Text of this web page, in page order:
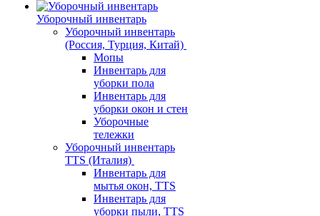
Уборочный инвентарь
Уборочный инвентарь
(Россия, Турция, Китай)
Мопы
Инвентарь для
уборки пола
Инвентарь для
уборки окон и стен
Уборочные
тележки
Уборочный инвентарь
TTS (Италия)
Инвентарь для
мытья окон, TTS
Инвентарь для
уборки пыли, TTS